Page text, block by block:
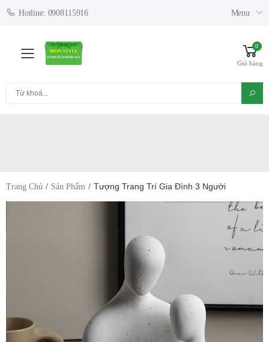
Hotline: 0908115916 Menu
Toggle mobile menu
0
Giỏ hàng
Trang Chủ Sản Phẩm Tượng Trang Trí Gia Đình 3 Người